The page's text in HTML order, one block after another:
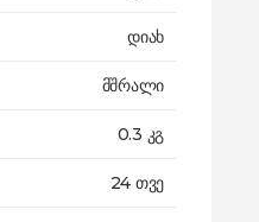
დიახ
მშრალი
0.3 კგ
24 თვე